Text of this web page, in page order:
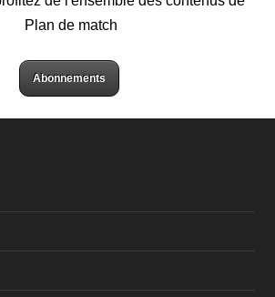
Plan de match
Abonnements